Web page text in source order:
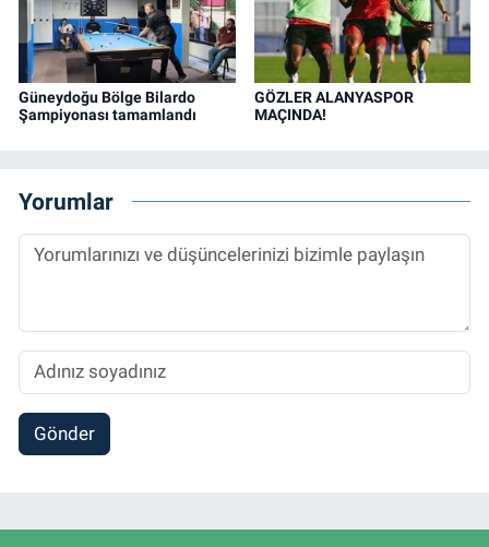
Güneydoğu Bölge Bilardo
Şampiyonası tamamlandı
GÖZLER ALANYASPOR
MAÇINDA!
Yorumlar
Gönder